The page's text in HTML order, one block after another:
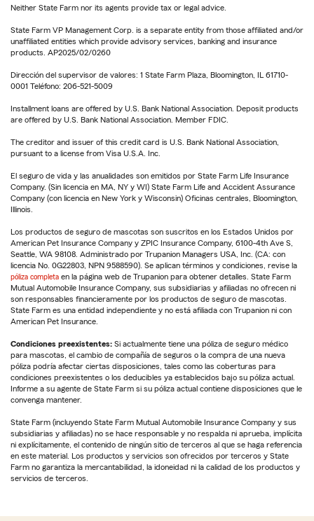
Neither State Farm nor its agents provide tax or legal advice.
State Farm VP Management Corp. is a separate entity from those affiliated and/or
unaffiliated entities which provide advisory services, banking and insurance
products. AP2025/02/0260
Dirección del supervisor de valores: 1 State Farm Plaza, Bloomington, IL 61710-
0001 Teléfono: 206-521-5009
Installment loans are offered by U.S. Bank National Association. Deposit products
are offered by U.S. Bank National Association. Member FDIC.
The creditor and issuer of this credit card is U.S. Bank National Association,
pursuant to a license from Visa U.S.A. Inc.
El seguro de vida y las anualidades son emitidos por State Farm Life Insurance
Company. (Sin licencia en MA, NY y WI) State Farm Life and Accident Assurance
Company (con licencia en New York y Wisconsin) Oficinas centrales, Bloomington,
Illinois.
Los productos de seguro de mascotas son suscritos en los Estados Unidos por
American Pet Insurance Company y ZPIC Insurance Company, 6100-4th Ave S,
Seattle, WA 98108. Administrado por Trupanion Managers USA, Inc. (CA: con
licencia No. 0G22803, NPN 9588590). Se aplican términos y condiciones, revise la
póliza completa en la página web de Trupanion para obtener detalles. State Farm
Mutual Automobile Insurance Company, sus subsidiarias y afiliadas no ofrecen ni
son responsables financieramente por los productos de seguro de mascotas.
State Farm es una entidad independiente y no está afiliada con Trupanion ni con
American Pet Insurance.
Condiciones preexistentes: Si actualmente tiene una póliza de seguro médico
para mascotas, el cambio de compañía de seguros o la compra de una nueva
póliza podría afectar ciertas disposiciones, tales como las coberturas para
condiciones preexistentes o los deducibles ya establecidos bajo su póliza actual.
Informe a su agente de State Farm si su póliza actual contiene disposiciones que le
convenga mantener.
State Farm (incluyendo State Farm Mutual Automobile Insurance Company y sus
subsidiarias y afiliadas) no se hace responsable y no respalda ni aprueba, implícita
ni explícitamente, el contenido de ningún sitio de terceros al que se haga referencia
en este material. Los productos y servicios son ofrecidos por terceros y State
Farm no garantiza la mercantabilidad, la idoneidad ni la calidad de los productos y
servicios de terceros.